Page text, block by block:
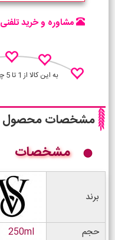
مشاوره و خرید تلفنی
به این کالا از 1 تا 5 چند میدید؟
مشخصات محصول
مشخصات
برند
حجم 250ml